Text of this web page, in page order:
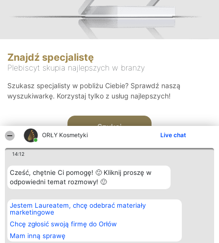
ORŁY Kosmetyki Live chat
14:12
Cześć, chętnie Ci pomogę! 🙂 Kliknij proszę w
odpowiedni temat rozmowy! 🙂
Jestem Laureatem, chcę odebrać materiały
marketingowe
Chcę zgłosić swoją firmę do Orłów
Mam inną sprawę
Znajdź specjalistę
Plebiscyt skupia najlepszych w branży
Szukasz specjalisty w pobliżu Ciebie? Sprawdź naszą
wyszukiwarkę. Korzystaj tylko z usług najlepszych!
Szukaj
Organizator plebiscytu
Bright Side Solutions sp. z o.
o. sp. k.
ul. Ruska 22
Wrocław 50-079
KRS 0000749100 | Regon
Plebiscyt
Laureaci
wszystkich
Laureatów
Blog
Articles
Kontakt